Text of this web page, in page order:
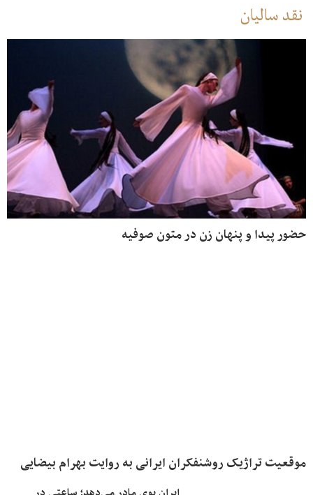
نقد سالیان
حضور پیدا و پنهان زن در متون صوفیه
موقعیت تراژیک روشنفکران ایرانی به روایت بهرام بیضایی